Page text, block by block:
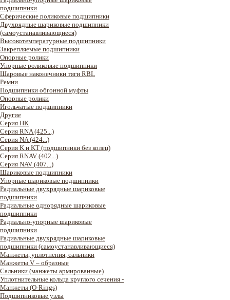
подшипники
Сферические роликовые подшипники
Двухрядные шариковые подшипники
(самоустанавливающиеся)
Высокотемпературные подшипники
Закрепляемые подшипники
Опорные ролики
Упорные роликовые подшипники
Шаровые наконечники тяги RBL
Ремни
Подшипники обгонной муфты
Опорные ролики
Игольчатые подшипники
Другие
Серия HK
Серия RNA (425...)
Серия NA (424...)
Серия K и KT (подшипники без колец)
Серия RNAV (402...)
Серия NAV (407...)
Шариковые подшипники
Упорные шариковые подшипники
Радиальные двухрядные шариковые
подшипники
Радиальные однорядные шариковые
подшипники
Радиально-упорные шариковые
подшипники
Радиальные двухрядные шариковые
подшипники (самоустанавливающиеся)
Манжеты, уплотнения, сальники
Манжеты V – образные
Сальники (манжеты армированные)
Уплотнительные кольца круглого сечения -
Манжеты (O-Rings)
Подшипниковые узлы